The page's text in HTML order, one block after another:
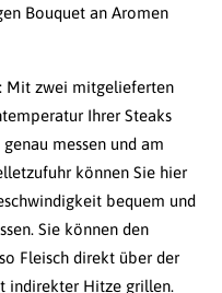
Bouquet an Aromen
Mit zwei mitgelieferten
Ihrer Steaks
messen und am
können Sie hier
bequem und
Sie können den
Fleisch direkt über der
indirekter Hitze grillen.